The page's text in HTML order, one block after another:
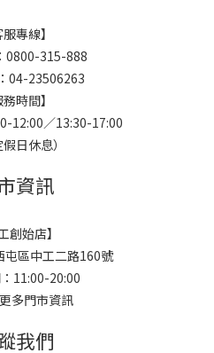
服專線】
0800-315-888
04-23506263
務時間】
12:00／13:30-17:00
假日休息）
資訊
創始店】
屯區中工二路160號
11:00-20:00
多門市資訊
我們